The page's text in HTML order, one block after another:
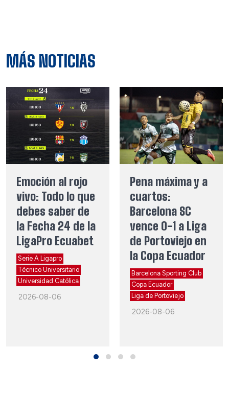
MÁS NOTICIAS
Emoción al rojo
vivo: Todo lo que
debes saber de
la Fecha 24 de la
LigaPro Ecuabet
Serie A Ligapro
Técnico Universitario
Universidad Católica
2026-08-06
Pena máxima y a
cuartos:
Barcelona SC
vence 0-1 a Liga
de Portoviejo en
la Copa Ecuador
Barcelona Sporting Club
Copa Ecuador
Liga de Portoviejo
2026-08-06